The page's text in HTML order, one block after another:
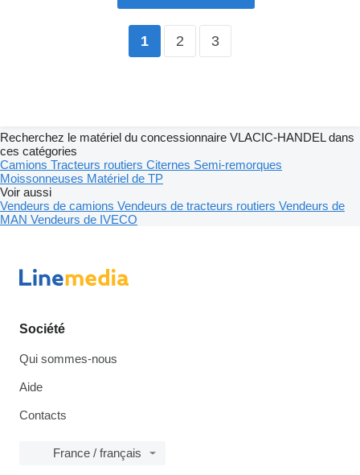
1 2 3
Recherchez le matériel du concessionnaire VLACIC-HANDEL dans
ces catégories
Camions Tracteurs routiers Citernes Semi-remorques
Moissonneuses Matériel de TP
Voir aussi
Vendeurs de camions Vendeurs de tracteurs routiers Vendeurs de
MAN Vendeurs de IVECO
Société
Qui sommes-nous
Aide
Contacts
France / français